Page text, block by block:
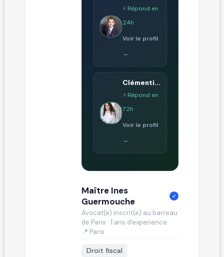
⚡ Répond en
24h
Voir le profil
→
Clémentine Veltz
⚡ Répond en
72h
Voir le profil
→
Maître Ines
Guermouche
✓
Avocat(e) inscrit(e) au barreau
de Paris · 1 ans d'experience.
📍 Paris
Droit fiscal